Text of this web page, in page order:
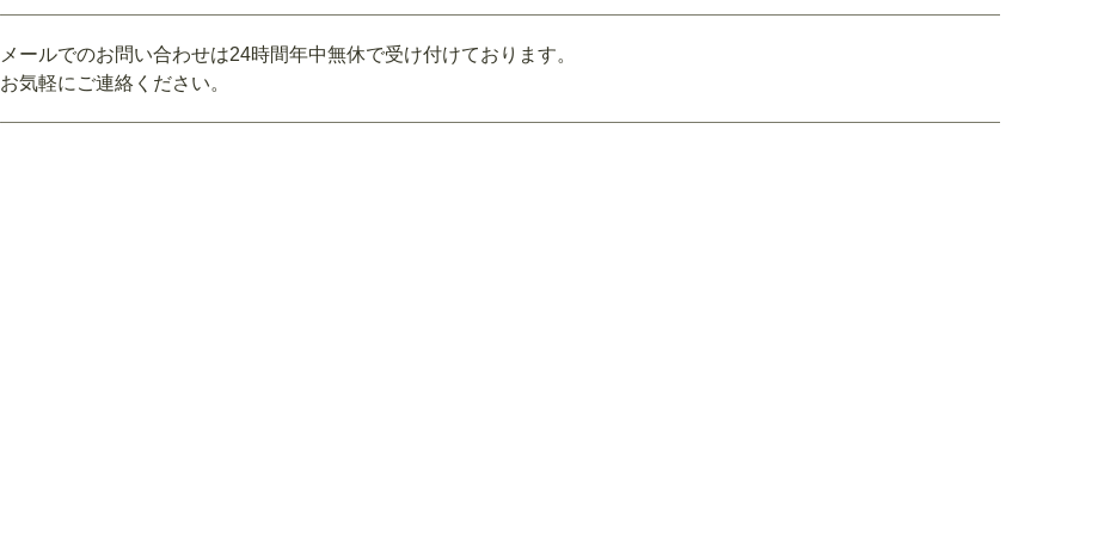
メールでのお問い合わせは24時間年中無休で受け付けております。
お気軽にご連絡ください。